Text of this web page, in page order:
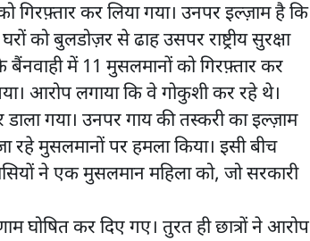
कर लिया गया। उनपर इल्ज़ाम है कि
को बुलडोज़र से ढाह उसपर राष्ट्रीय सुरक्षा
बैंनवाही में 11 मुसलमानों को गिरफ़्तार कर
आरोप लगाया कि वे गोकुशी कर रहे थे।
गया। उनपर गाय की तस्करी का इल्ज़ाम
रहे मुसलमानों पर हमला किया। इसी बीच
ने एक मुसलमान महिला को, जो सरकारी
घोषित कर दिए गए। तुरत ही छात्रों ने आरोप